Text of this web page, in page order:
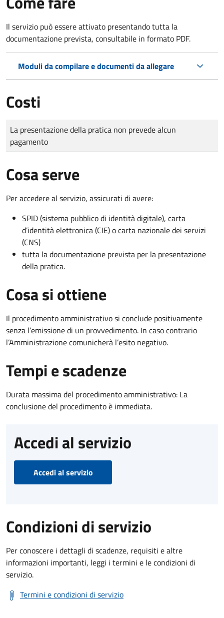
Il servizio può essere attivato presentando tutta la
documentazione prevista, consultabile in formato PDF.
Moduli da compilare e documenti da allegare
Costi
Tipo di pagamento
Importo
La presentazione della pratica non prevede alcun
pagamento
Cosa serve
Per accedere al servizio, assicurati di avere:
SPID (sistema pubblico di identità digitale), carta
d’identità elettronica (CIE) o carta nazionale dei servizi
(CNS)
tutta la documentazione prevista per la presentazione
della pratica.
Cosa si ottiene
Il procedimento amministrativo si conclude positivamente
senza l’emissione di un provvedimento. In caso contrario
l’Amministrazione comunicherà l’esito negativo.
Tempi e scadenze
Durata massima del procedimento amministrativo: La
conclusione del procedimento è immediata.
Accedi al servizio
Accedi al servizio
Condizioni di servizio
Per conoscere i dettagli di scadenze, requisiti e altre
informazioni importanti, leggi i termini e le condizioni di
servizio.
Termini e condizioni di servizio